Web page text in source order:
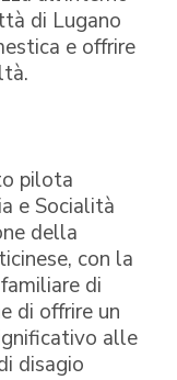
di Lugano
e offrire
pilota
e Socialità
della
con la
di
di offrire un
alle
disagio